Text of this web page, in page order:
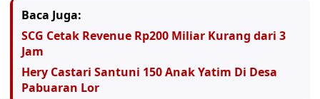
Baca Juga:
SCG Cetak Revenue Rp200 Miliar Kurang dari 3
Jam
Hery Castari Santuni 150 Anak Yatim Di Desa
Pabuaran Lor